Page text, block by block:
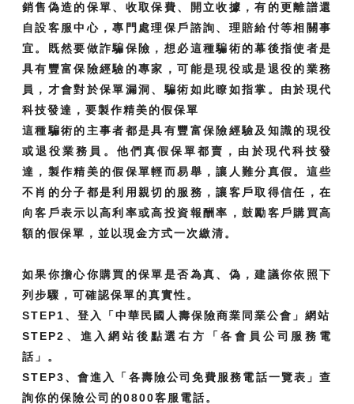
銷售偽造的保單、收取保費、開立收據，有的更離譜還
自設客服中心，專門處理保戶諮詢、理賠給付等相關事
宜。既然要做詐騙保險，想必這種騙術的幕後指使者是
具有豐富保險經驗的專家，可能是現役或是退役的業務
員，才會對於保單漏洞、騙術如此瞭如指掌。由於現代
科技發達，要製作精美的假保單
這種騙術的主事者都是具有豐富保險經驗及知識的現役
或退役業務員。他們真假保單都賣，由於現代科技發
達，製作精美的假保單輕而易舉，讓人難分真假。這些
不肖的分子都是利用親切的服務，讓客戶取得信任，在
向客戶表示以高利率或高投資報酬率，鼓勵客戶購買高
額的假保單，並以現金方式一次繳清。
如果你擔心你購買的保單是否為真、偽，建議你依照下
列步驟，可確認保單的真實性。
STEP1、登入「中華民國人壽保險商業同業公會」網站
STEP2、進入網站後點選右方「各會員公司服務電
話」。
STEP3、會進入「各壽險公司免費服務電話一覽表」查
詢你的保險公司的0800客服電話。